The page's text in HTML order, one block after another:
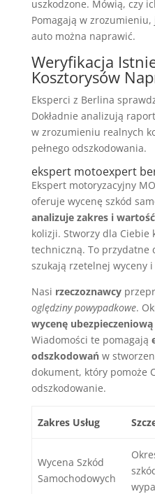
uszkodzone. Mówią, czy
Pomagają w zrozumieniu,
auto można naprawić.
Weryfikacja
Kosztorysów
Eksperci z Berlina
Dokładnie analizują
w zrozumieniu realnych
pełnego odszkodowania.
ekspert motoexpert
Ekspert motoryzacyjny
oferuje wycenę szkód
analizuje zakres i
kolizji. Stworzy dla Ciebie
techniczną. To przydatne
szukają rzetelnej wyceny
Nasi rzeczoznawcy
oględziny powypadkowe.
wycenę ubezpieczeniową
Wiadomości te pomagają
odszkodowańw
dokument, który pomoże
odszkodowanie.
Zakres Usług
Wycena Szkód
Samochodowych